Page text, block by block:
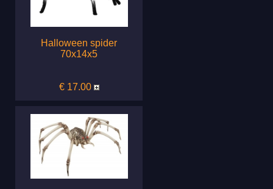
Halloween spider
70x14x5
€ 17.00